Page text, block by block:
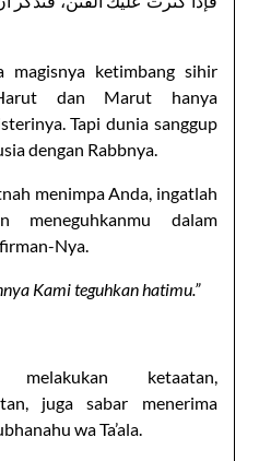
ketimbang sihir
dan Marut hanya
Tapi dunia sanggup
dengan Rabbnya.
menimpa Anda, ingatlah
meneguhkanmu dalam
Nya.
Kami teguhkan hatimu.”
melakukan ketaatan,
juga sabar menerima
wa Ta’ala.